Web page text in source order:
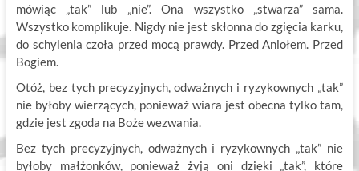
mówiąc „tak” lub „nie”. Ona wszystko „stwarza” sama.
Wszystko komplikuje. Nigdy nie jest skłonna do zgięcia karku,
do schylenia czoła przed mocą prawdy. Przed Aniołem. Przed
Bogiem.
Otóż, bez tych precyzyjnych, odważnych i ryzykownych „tak”
nie byłoby wierzących, ponieważ wiara jest obecna tylko tam,
gdzie jest zgoda na Boże wezwania.
Bez tych precyzyjnych, odważnych i ryzykownych „tak” nie
byłoby małżonków, ponieważ żyją oni dzięki „tak”, które